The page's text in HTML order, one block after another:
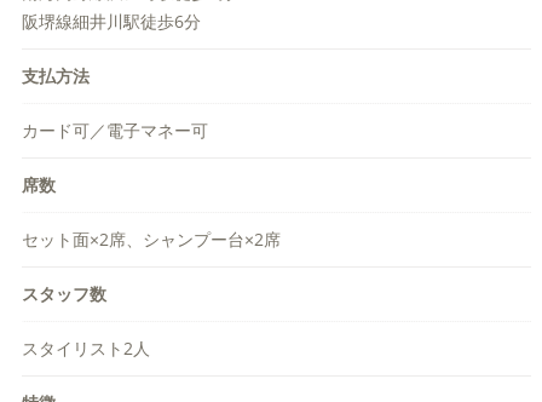
阪堺線細井川駅徒歩6分
支払方法
カード可／電子マネー可
席数
セット面×2席、シャンプー台×2席
スタッフ数
スタイリスト2人